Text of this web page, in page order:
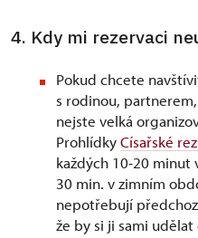
4. Kdy mi rezervaci
Pokud chcete
s rodinou,
nejste velká
ProhlídkyCísařské
každých 10-20 minut
30 min. v zimním
nepotřebují
že by si ji sami